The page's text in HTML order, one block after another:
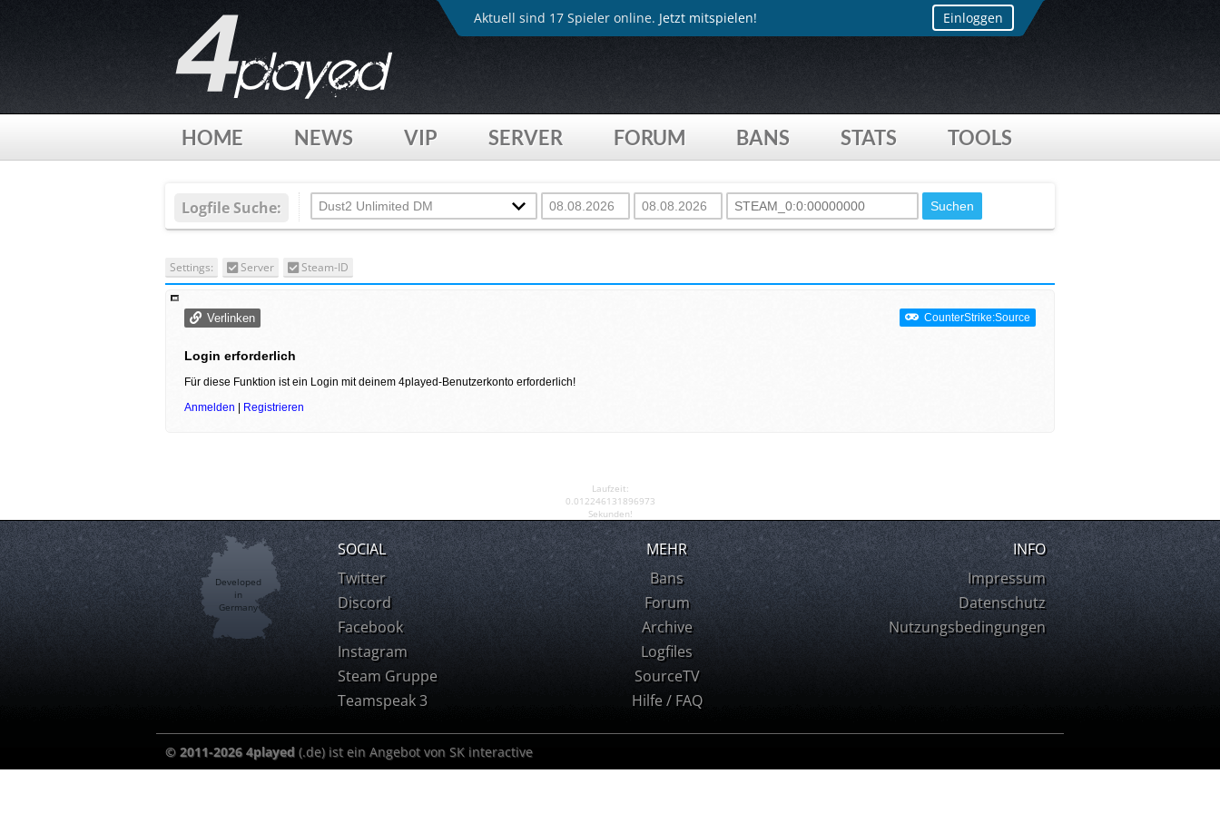
Aktuell sind 17 Spieler online. Jetzt mitspielen! Einloggen
HOME NEWS VIP SERVER FORUM BANS STATS TOOLS
Logfile Suche:
Settings: Server Steam-ID
Verlinken CounterStrike:Source
Login erforderlich
Für diese Funktion ist ein Login mit deinem 4played-Benutzerkonto erforderlich!
Anmelden
Registrieren
Laufzeit:
0.012246131896973
Sekunden!
Developed
in
Germany
SOCIAL
Twitter
Discord
Facebook
Instagram
Steam Gruppe
Teamspeak 3
MEHR
Bans
Forum
Archive
Logfiles
SourceTV
Hilfe / FAQ
INFO
Impressum
Datenschutz
Nutzungsbedingungen
© 2011-2026 4played (.de) ist ein Angebot von SK interactive